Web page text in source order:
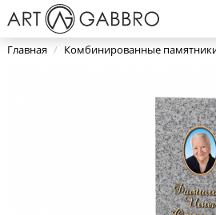
Главная / Комбинированные